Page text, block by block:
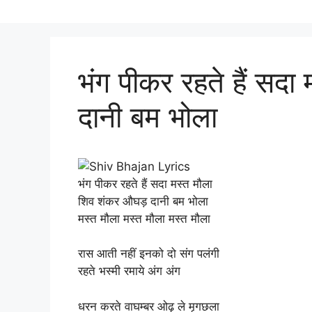
भंग पीकर रहते हैं
दानी बम भोला
भंग पीकर रहते हैं सदा मस्त मौला
शिव शंकर औघड़ दानी बम भोला
मस्त मौला मस्त मौला मस्त मौला
रास आती नहीं इनको दो संग पलंगी
रहते भस्मी रमाये अंग अंग
धरन करते वाघम्बर ओढ़ ले मृगछला